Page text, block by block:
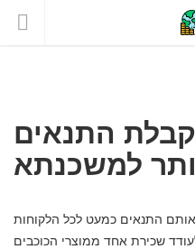
התנאים
למשכנתא
התנאים כמעט לכל הלקוחות
שכירת אחד ממוצרי הכוכבים